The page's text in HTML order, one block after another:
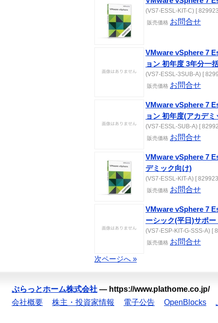
(VS7-ESSL-KIT-C) [
販売価格 お問合せ
VMware vSphere 7
ョン 初年度 3年分一
(VS7-ESSL-3SUB-A) [
販売価格 お問合せ
VMware vSphere 7
ョン 初年度(アカデミ
(VS7-ESSL-SUB-A) [
販売価格 お問合せ
VMware vSphere 7
デミック向け)
(VS7-ESSL-KIT-A) [
販売価格 お問合せ
VMware vSphere 7
ーシック(平日)サポ
(VS7-ESP-KIT-G-SSS-A) [
販売価格 お問合せ
次ページへ »
ぷらっとホーム株式会社 — https://www.plathome.co.jp/
会社概要
株主・投資家情報 電子公告 OpenBlocks